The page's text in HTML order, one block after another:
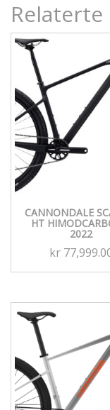
CANNONDALE
HT
2022
kr